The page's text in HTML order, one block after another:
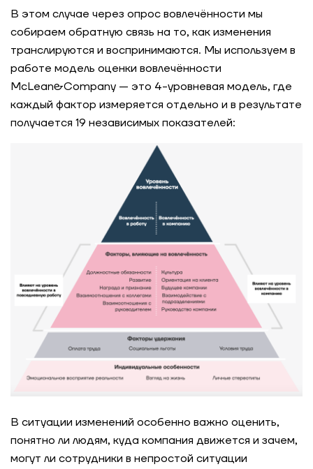
В этом случае через опрос вовлечённости мы
собираем обратную связь на то, как изменения
транслируются и воспринимаются. Мы используем в
работе модель оценки вовлечённости
McLean&Company — это 4-уровневая модель, где
каждый фактор измеряется отдельно и в результате
получается 19 независимых показателей:
В ситуации изменений особенно важно оценить,
понятно ли людям, куда компания движется и зачем,
могут ли сотрудники в непростой ситуации